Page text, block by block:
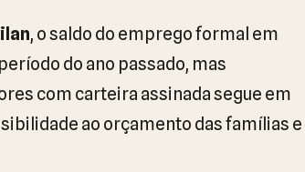
, o saldo do emprego formal em
do ano passado, mas
com carteira assinada segue em
ao orçamento das famílias e